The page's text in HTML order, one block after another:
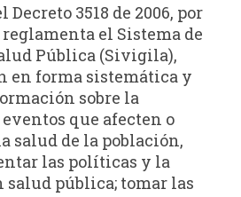
3518 de 2006, por
el Sistema de
Pública (Sivigila),
en forma sistemática y
sobre la
que afecten o
salud de la población,
las políticas y la
pública; tomar las